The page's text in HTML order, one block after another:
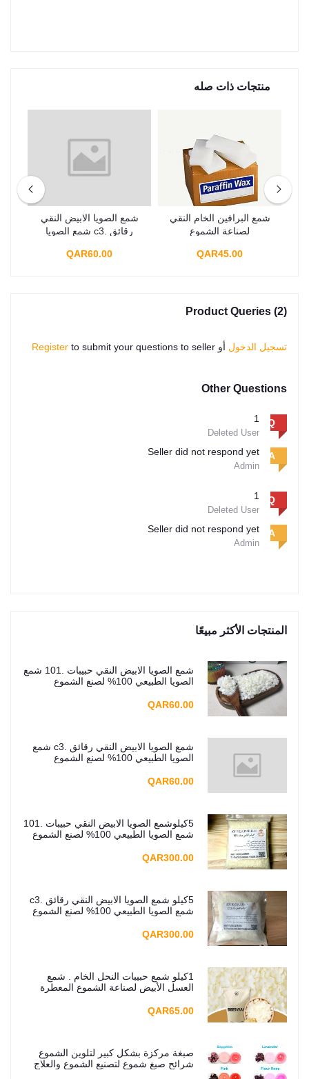
منتجات ذات صله
شمع البرافين الخام النقي
لصناعة الشموع
QAR45.00
شمع الصويا الابيض النقي
رقائق .c3 شمع الصويا
الشموع بنفسك، جودة
QAR60.00
Product Queries (2)
تسجيل الدخول أو Register to submit your questions to seller
Other Questions
Q
1
Deleted User
A
Seller did not respond yet
Admin
Q
1
Deleted User
A
Seller did not respond yet
Admin
المنتجات الأكثر مبيعًا
شمع الصويا الابيض النقي حبيبات .101 شمع
الصويا الطبيعي 100% لصنع الشموع
QAR60.00
شمع الصويا الابيض النقي رقائق .c3 شمع
الصويا الطبيعي 100% لصنع الشموع
QAR60.00
5كيلوشمع الصويا الابيض النقي حبيبات .101
شمع الصويا الطبيعي 100% لصنع الشموع
QAR300.00
5كيلو شمع الصويا الابيض النقي رقائق .c3
شمع الصويا الطبيعي 100% لصنع الشموع
QAR300.00
1كيلو شمع حبيبات النحل الخام . شمع
العسل الأبيض لصناعة الشموع المعطرة
QAR65.00
صبغة مركزة بشكل كبير لتلوين الشموع
شرائح صبغ شموع لتصنيع الشموع والعلاج